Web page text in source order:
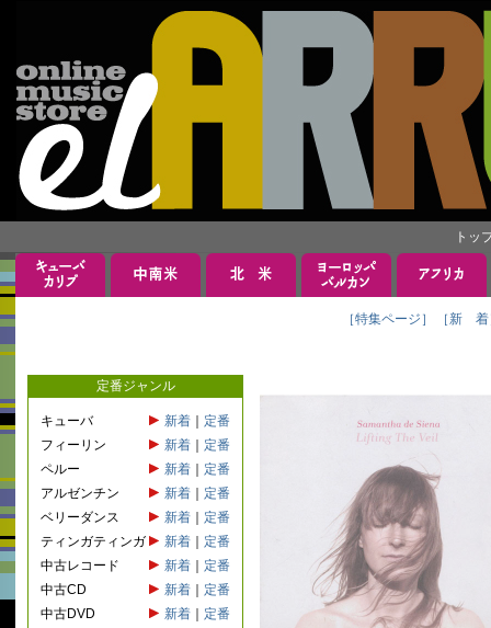
トッ
［特集ページ］ ［新 着
定番ジャンル
キューバ 新着
定番
フィーリン
新着
定番
ペルー
新着
定番
アルゼンチン
新着
定番
ベリーダンス
新着
定番
ティンガティンガ
新着
定番
中古レコード
新着
定番
中古CD
新着
定番
中古DVD
新着 定番